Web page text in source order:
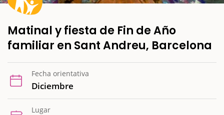
Matinal y fiesta de Fin de Año
familiar en Sant Andreu, Barcelona
Fecha orientativa
Diciembre
Lugar